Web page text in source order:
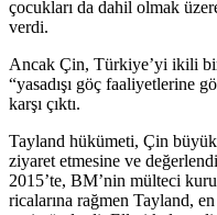
çocukları da dahil olmak
verdi.
Ancak Çin, Türkiye’yi ikili
“yasadışı göç faaliyetlerine
karşı çıktı.
Tayland hükümeti, Çin
ziyaret etmesine ve
2015’te, BM’nin mülteci
ricalarına rağmen Tayland,